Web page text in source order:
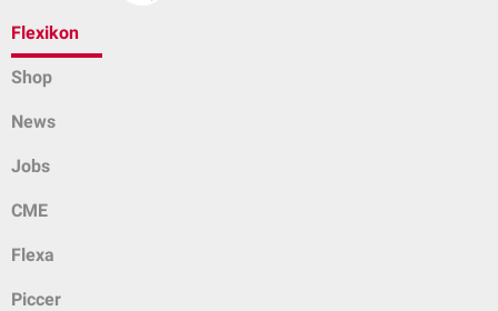
Flexikon
Shop
News
Jobs
CME
Flexa
Piccer